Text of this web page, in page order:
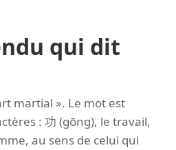
qui dit
martial ». Le mot est
: 功 (gōng), le travail,
au sens de celui qui